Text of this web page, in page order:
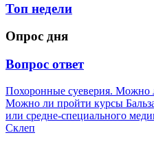
Топ недели
Опрос дня
Вопрос ответ
Похоронные суеверия. Можно
Можно ли пройти курсы
или средне-специального
Склеп